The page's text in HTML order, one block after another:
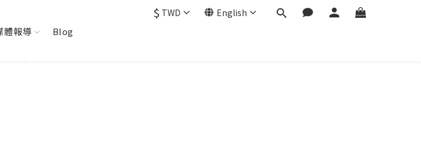
$ TWD English
體報導 Blog